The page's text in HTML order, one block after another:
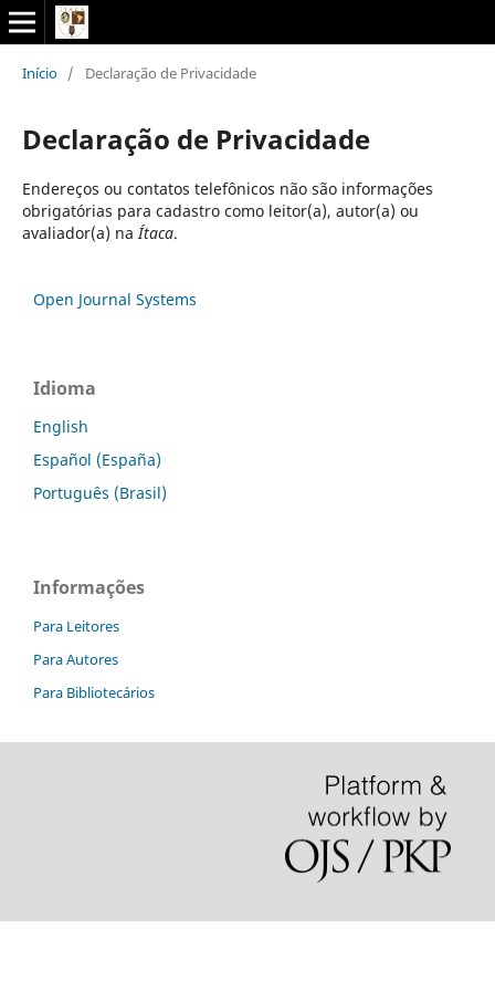
Início / Declaração de Privacidade
Declaração de Privacidade
Endereços ou contatos telefônicos não são informações
obrigatórias para cadastro como leitor(a), autor(a) ou
avaliador(a) naÍtaca.
Open Journal Systems
Idioma
English
Español (España)
Português (Brasil)
Informações
Para Leitores
Para Autores
Para Bibliotecários